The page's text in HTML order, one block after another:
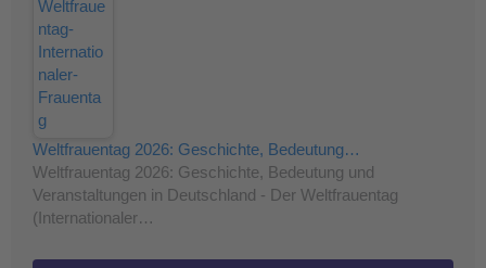
Weltfrauentag 2026: Geschichte, Bedeutung…
Weltfrauentag 2026: Geschichte, Bedeutung und
Veranstaltungen in Deutschland - Der Weltfrauentag
(Internationaler…